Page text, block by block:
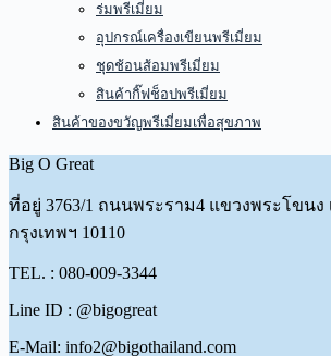
ร่มพรีเมี่ยม
อุปกรณ์เครื่องเขียนพรีเมี่ยม
ชุดช้อนส้อมพรีเมี่ยม
สินค้ากิ๊ฟช็อปพรีเมี่ยม
สินค้าของขวัญพรีเมี่ยมเพื่อสุขภาพ
Big O Great
ที่อยู่ 3763/1 ถนนพระราม4 แขวงพระโขนง
กรุงเทพฯ 10110
TEL. : 080-009-3344
Line ID : @bigogreat
E-Mail: info2@bigothailand.com